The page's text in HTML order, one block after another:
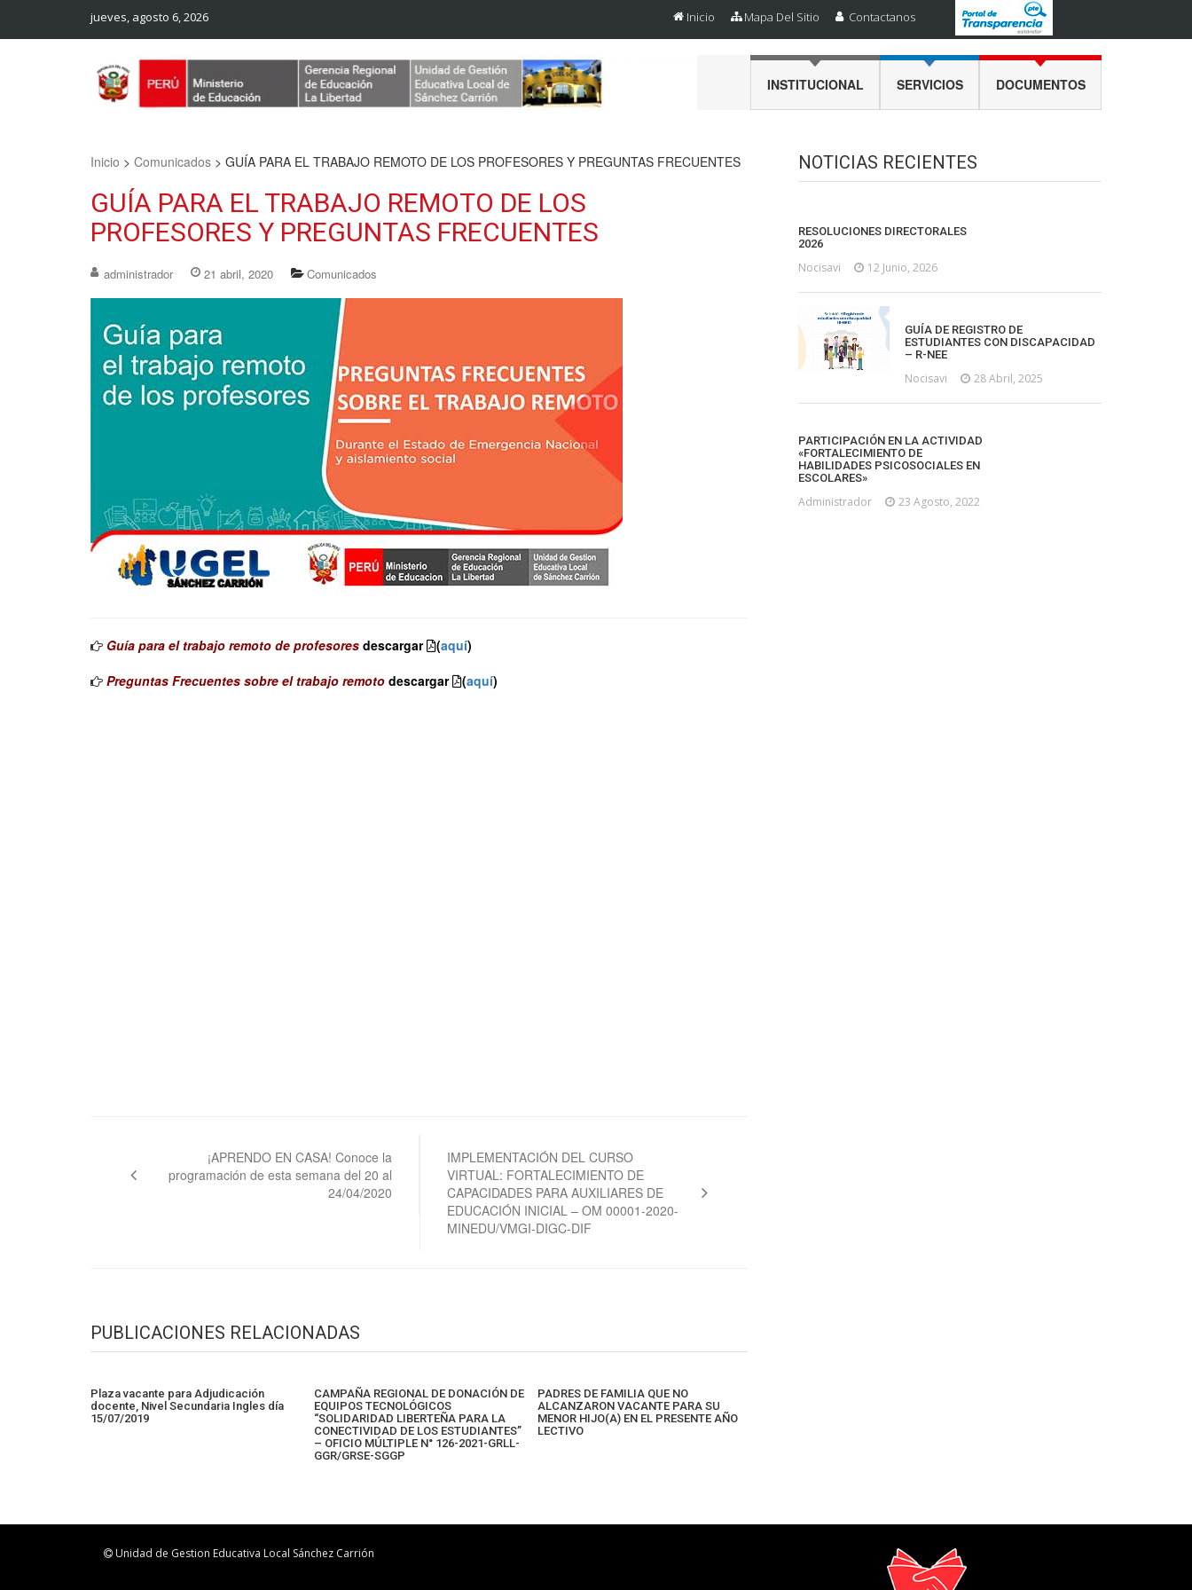
jueves, agosto 6, 2026 Inicio Mapa Del Sitio Contactanos
INSTITUCIONAL SERVICIOS DOCUMENTOS
Inicio > Comunicados > GUÍA PARA EL TRABAJO REMOTO DE LOS PROFESORES Y PREGUNTAS FRECUENTES
GUÍA PARA EL TRABAJO REMOTO DE LOS
PROFESORES Y PREGUNTAS FRECUENTES
administrador 21 abril, 2020 Comunicados
Guía para el trabajo remoto de profesores descargar (aquí)
Preguntas Frecuentes sobre el trabajo remoto descargar (aquí)
entradas
¡APRENDO EN CASA! Conoce la
programación de esta semana del 20 al
24/04/2020
IMPLEMENTACIÓN DEL CURSO
VIRTUAL: FORTALECIMIENTO DE
CAPACIDADES PARA AUXILIARES DE
EDUCACIÓN INICIAL – OM 00001-2020-
MINEDU/VMGI-DIGC-DIF
PUBLICACIONES RELACIONADAS
Plaza vacante para Adjudicación
docente, Nivel Secundaria Ingles día
15/07/2019
CAMPAÑA REGIONAL DE DONACIÓN DE
EQUIPOS TECNOLÓGICOS
“SOLIDARIDAD LIBERTEÑA PARA LA
CONECTIVIDAD DE LOS ESTUDIANTES”
– OFICIO MÚLTIPLE N° 126-2021-GRLL-
GGR/GRSE-SGGP
PADRES DE FAMILIA QUE NO
ALCANZARON VACANTE PARA SU
MENOR HIJO(A) EN EL PRESENTE AÑO
LECTIVO
NOTICIAS RECIENTES
RESOLUCIONES DIRECTORALES
2026
Nocisavi 12 Junio, 2026
GUÍA DE REGISTRO DE
ESTUDIANTES CON DISCAPACIDAD
– R-NEE
Nocisavi 28 Abril, 2025
PARTICIPACIÓN EN LA ACTIVIDAD
«FORTALECIMIENTO DE
HABILIDADES PSICOSOCIALES EN
ESCOLARES»
Administrador 23 Agosto, 2022
Unidad de Gestion Educativa Local Sánchez Carrión